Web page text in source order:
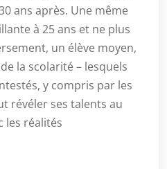
ans après. Une même
à 25 ans et ne plus
un élève moyen,
la scolarité – lesquels
y compris par les
révéler ses talents au
les réalités